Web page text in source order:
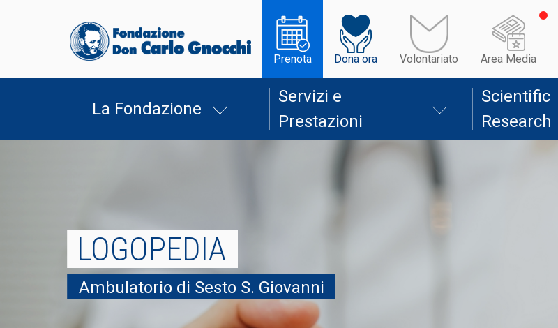
Prenota Dona ora Volontariato Area Media
La Fondazione
Servizi e
Prestazioni
Scientific
Research
LOGOPEDIA
Ambulatorio di Sesto S. Giovanni